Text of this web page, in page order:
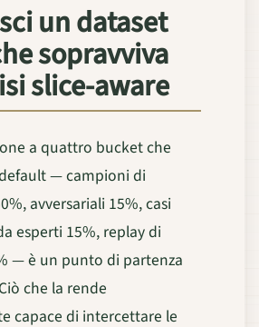
un dataset
sopravviva
slice-aware
a quattro bucket che
— campioni di
avversariali 15%, casi
esperti 15%, replay di
— è un punto di partenza
che la rende
capace di intercettare le